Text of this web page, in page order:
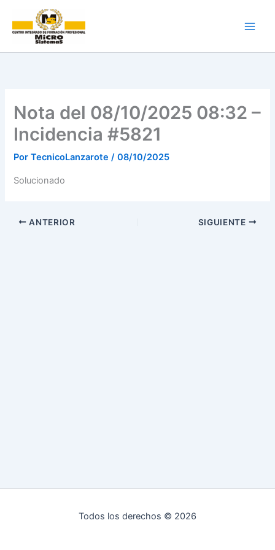
contenido
Nota del 08/10/2025 08:32 –
Incidencia #5821
PorTecnicoLanzarote/08/10/2025
Solucionado
ANTERIOR SIGUIENTE
Todos los derechos © 2026